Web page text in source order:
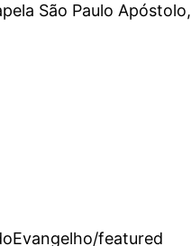
São Paulo Apóstolo,
featured